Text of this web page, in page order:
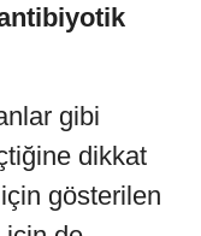
gibi
dikkat
gösterilen